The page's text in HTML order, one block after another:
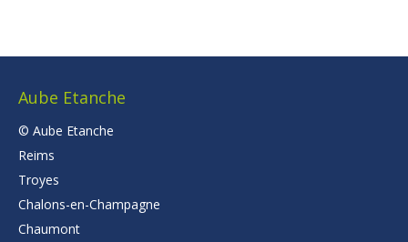
Aube Etanche
© Aube Etanche
Reims
Troyes
Chalons-en-Champagne
Chaumont